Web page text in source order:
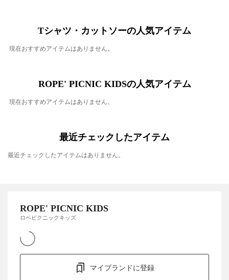
Tシャツ・カットソーの人気アイテム
現在おすすめアイテムはありません。
ROPE' PICNIC KIDSの人気アイテム
現在おすすめアイテムはありません。
最近チェックしたアイテム
最近チェックしたアイテムはありません。
ROPE' PICNIC KIDS
ロペピクニックキッズ
マイブランドに登録